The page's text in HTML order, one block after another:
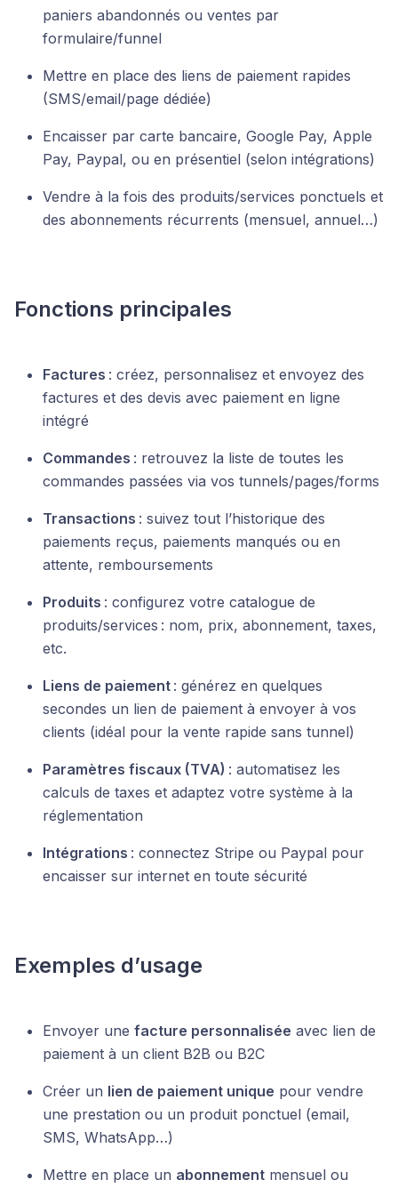
paniers abandonnés ou ventes par
formulaire/funnel
Mettre en place des liens de paiement rapides
(SMS/email/page dédiée)
Encaisser par carte bancaire, Google Pay, Apple
Pay, Paypal, ou en présentiel (selon intégrations)
Vendre à la fois des produits/services ponctuels et
des abonnements récurrents (mensuel, annuel…)
Fonctions principales
Factures : créez, personnalisez et envoyez des
factures et des devis avec paiement en ligne
intégré
Commandes : retrouvez la liste de toutes les
commandes passées via vos tunnels/pages/forms
Transactions : suivez tout l’historique des
paiements reçus, paiements manqués ou en
attente, remboursements
Produits : configurez votre catalogue de
produits/services : nom, prix, abonnement, taxes,
etc.
Liens de paiement : générez en quelques
secondes un lien de paiement à envoyer à vos
clients (idéal pour la vente rapide sans tunnel)
Paramètres fiscaux (TVA) : automatisez les
calculs de taxes et adaptez votre système à la
réglementation
Intégrations : connectez Stripe ou Paypal pour
encaisser sur internet en toute sécurité
Exemples d’usage
Envoyer une facture personnalisée avec lien de
paiement à un client B2B ou B2C
Créer un lien de paiement unique pour vendre
une prestation ou un produit ponctuel (email,
SMS, WhatsApp…)
Mettre en place un abonnement mensuel ou